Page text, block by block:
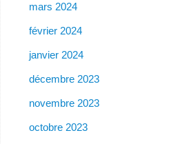
mars 2024
février 2024
janvier 2024
décembre 2023
novembre 2023
octobre 2023